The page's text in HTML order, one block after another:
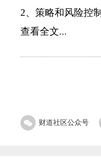
2、策略和风险控制
查看全文...
财道社区公众号